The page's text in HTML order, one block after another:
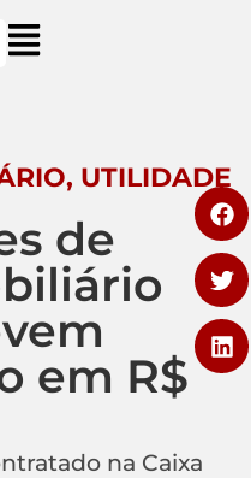
, UTILIDADE
de
em R$
na Caixa